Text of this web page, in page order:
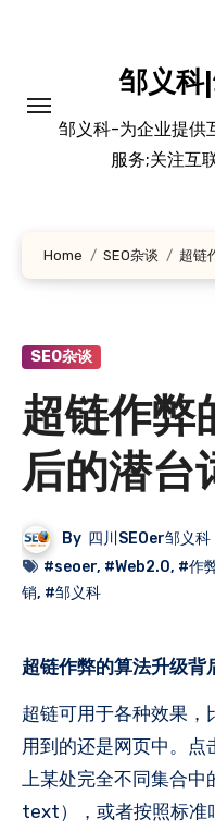
邹义科
邹义科-为企业提供
服务;关注互
Home SEO杂谈 超链
SEO杂谈
超链作弊
后的潜台
By 四川SEOer邹义科
#seoer, #Web2.0, #作
销, #邹义科
超链作弊的算法升级
超链可用于各种效果
用到的还是网页中。点
上某处完全不同集合
text），或者按照标准